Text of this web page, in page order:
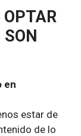
OPTAR
en
estar de
de lo